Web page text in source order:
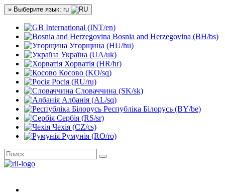
» Выберите язык: ru
International (INT/en)
Bosnia and Herzegovina (BH/bs)
Угорщина (HU/hu)
Україна (UA/uk)
Хорватія (HR/hr)
Косово (KO/sq)
Росія (RU/ru)
Словаччина (SK/sk)
Албанія (AL/sq)
Республіка Білорусь (BY/be)
Сербія (RS/sr)
Чехія (CZ/cs)
Румунія (RO/ro)